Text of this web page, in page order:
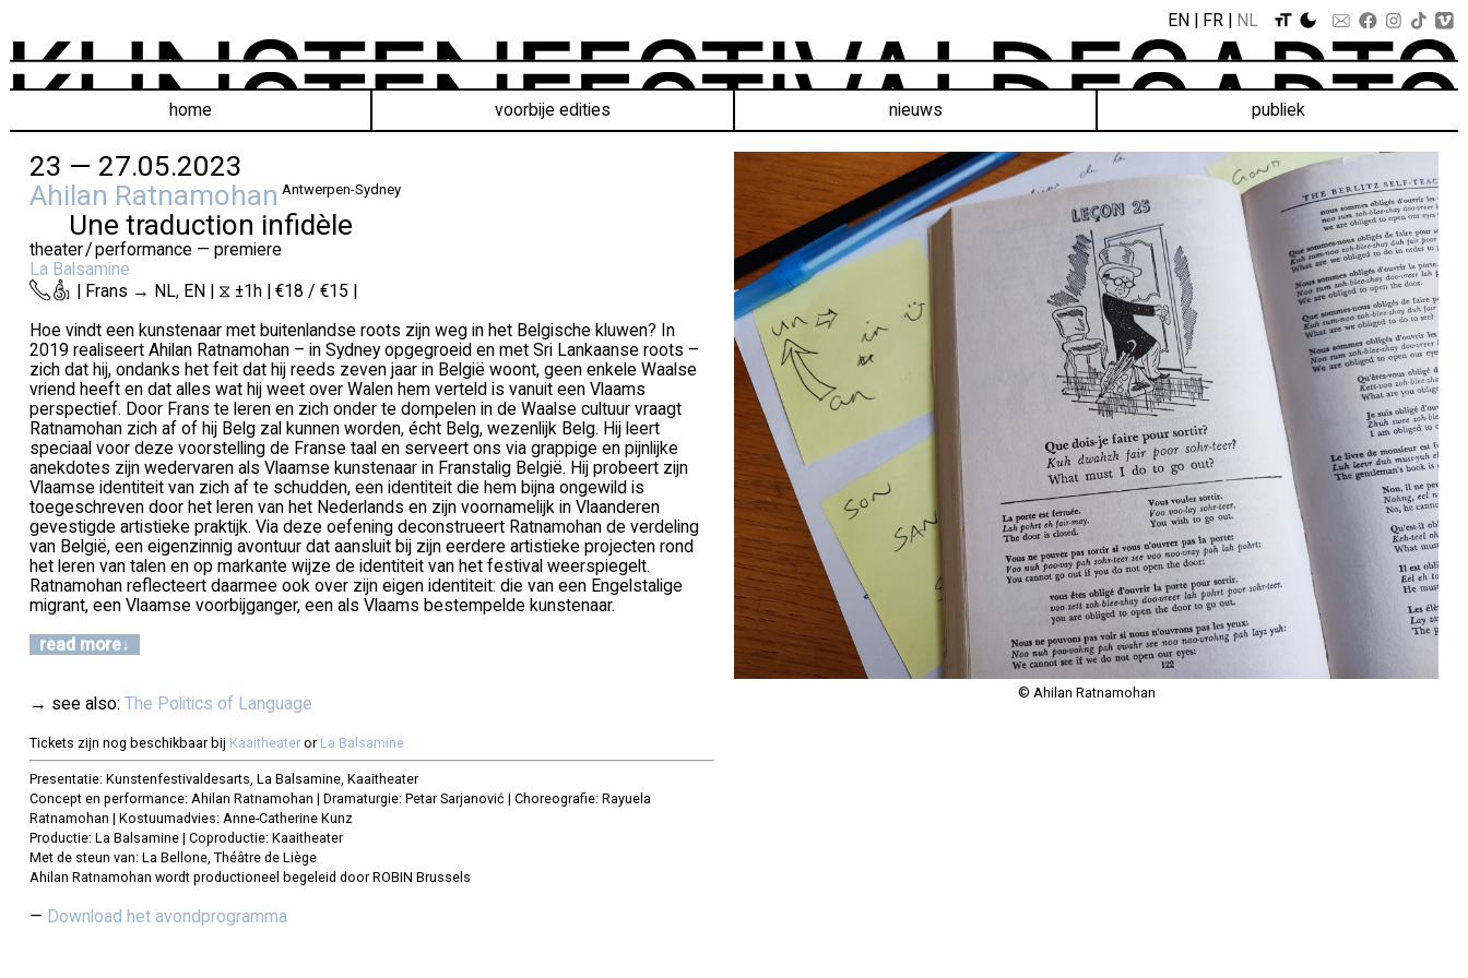
EN FR NL
home voorbije edities nieuws publiek
23 — 27.05.2023
Ahilan Ratnamohan Antwerpen-Sydney
Une traduction infidèle
theater / performance — premiere
La Balsamine
| Frans → NL, EN | ⧖ ±1h | €18 / €15 |
Hoe vindt een kunstenaar met buitenlandse roots zijn weg in het Belgische kluwen? In
2019 realiseert Ahilan Ratnamohan – in Sydney opgegroeid en met Sri Lankaanse roots –
zich dat hij, ondanks het feit dat hij reeds zeven jaar in België woont, geen enkele Waalse
vriend heeft en dat alles wat hij weet over Walen hem verteld is vanuit een Vlaams
perspectief. Door Frans te leren en zich onder te dompelen in de Waalse cultuur vraagt
Ratnamohan zich af of hij Belg zal kunnen worden, écht Belg, wezenlijk Belg. Hij leert
speciaal voor deze voorstelling de Franse taal en serveert ons via grappige en pijnlijke
anekdotes zijn wedervaren als Vlaamse kunstenaar in Franstalig België. Hij probeert zijn
Vlaamse identiteit van zich af te schudden, een identiteit die hem bijna ongewild is
toegeschreven door het leren van het Nederlands en zijn voornamelijk in Vlaanderen
gevestigde artistieke praktijk. Via deze oefening deconstrueert Ratnamohan de verdeling
van België, een eigenzinnig avontuur dat aansluit bij zijn eerdere artistieke projecten rond
het leren van talen en op markante wijze de identiteit van het festival weerspiegelt.
Ratnamohan reflecteert daarmee ook over zijn eigen identiteit: die van een Engelstalige
migrant, een Vlaamse voorbijganger, een als Vlaams bestempelde kunstenaar.
read more
→ see also: The Politics of Language
Tickets zijn nog beschikbaar bij Kaaitheater or La Balsamine
Presentatie: Kunstenfestivaldesarts, La Balsamine, Kaaitheater
Concept en performance: Ahilan Ratnamohan | Dramaturgie: Petar Sarjanović | Choreografie: Rayuela
Ratnamohan | Kostuumadvies: Anne-Catherine Kunz
Productie: La Balsamine | Coproductie: Kaaitheater
Met de steun van: La Bellone, Théâtre de Liège
Ahilan Ratnamohan wordt productioneel begeleid door ROBIN Brussels
Download het avondprogramma
© Ahilan Ratnamohan